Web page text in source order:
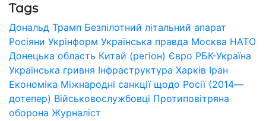
Tags
Дональд Трамп Безпілотний літальний апарат
Росіяни Укрінформ Українська правда Москва НАТО
Донецька область Китай (регіон) Євро РБК-Україна
Українська гривня Інфраструктура Харків Іран
Економіка Міжнародні санкції щодо Росії (2014—
дотепер) Військовослужбовці Протиповітряна
оборона Журналіст